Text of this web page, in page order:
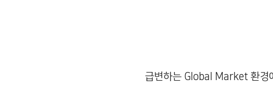
급변하는 Global Market 환경